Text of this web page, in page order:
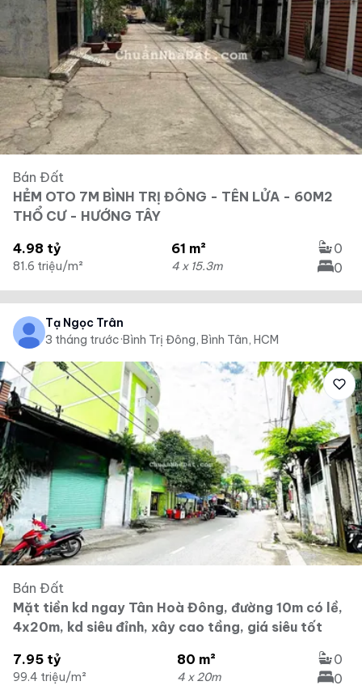
Bán Đất
HẺM OTO 7M BÌNH TRỊ ĐÔNG - TÊN LỬA - 60M2
THỔ CƯ - HƯỚNG TÂY
4.98 tỷ
81.6 triệu/m²
61 m²
4 x 15.3m
0
0
Tạ Ngọc Trân
3 tháng trước·Bình Trị Đông, Bình Tân, HCM
Bán Đất
Mặt tiền kd ngay Tân Hoà Đông, đường 10m có lề,
4x20m, kd siêu đỉnh, xây cao tầng, giá siêu tốt
7.95 tỷ
99.4 triệu/m²
80 m²
4 x 20m
0
0